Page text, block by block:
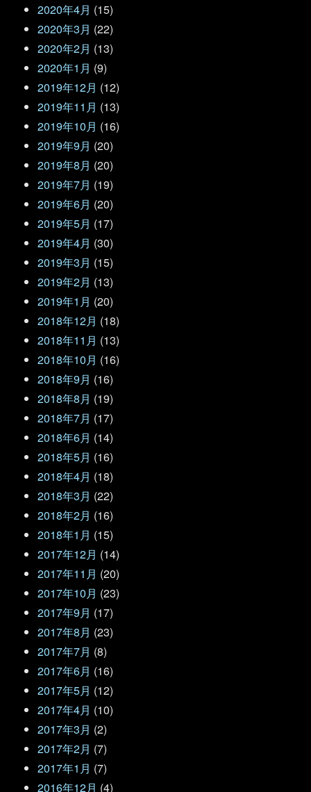
2020年4月 (15)
2020年3月 (22)
2020年2月 (13)
2020年1月 (9)
2019年12月 (12)
2019年11月 (13)
2019年10月 (16)
2019年9月 (20)
2019年8月 (20)
2019年7月 (19)
2019年6月 (20)
2019年5月 (17)
2019年4月 (30)
2019年3月 (15)
2019年2月 (13)
2019年1月 (20)
2018年12月 (18)
2018年11月 (13)
2018年10月 (16)
2018年9月 (16)
2018年8月 (19)
2018年7月 (17)
2018年6月 (14)
2018年5月 (16)
2018年4月 (18)
2018年3月 (22)
2018年2月 (16)
2018年1月 (15)
2017年12月 (14)
2017年11月 (20)
2017年10月 (23)
2017年9月 (17)
2017年8月 (23)
2017年7月 (8)
2017年6月 (16)
2017年5月 (12)
2017年4月 (10)
2017年3月 (2)
2017年2月 (7)
2017年1月 (7)
2016年12月 (4)